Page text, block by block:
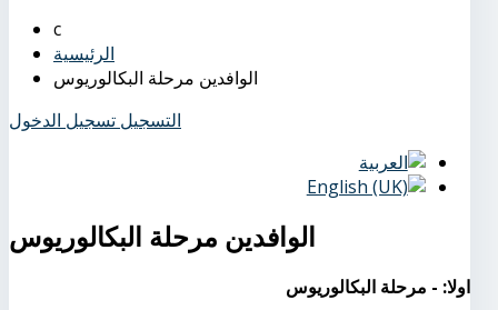
الرئيسية
الوافدين مرحلة البكالوريوس
التسجيل تسجيل الدخول
الوافدين مرحلة البكالوريوس
اولا: - مرحلة البكالوريوس